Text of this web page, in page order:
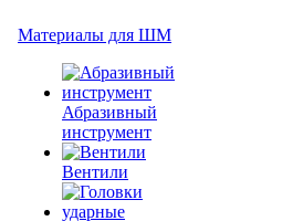
Материалы для ШМ
Абразивный
инструмент
Вентили